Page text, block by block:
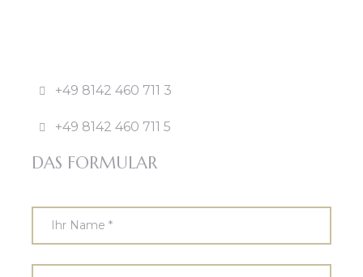
+49 8142 460 711 3
+49 8142 460 711 5
DAS FORMULAR